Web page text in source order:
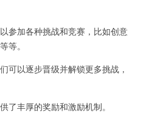
加各种挑战和竞赛，比如创意
等。
以逐步晋级并解锁更多挑战，
丰厚的奖励和激励机制。